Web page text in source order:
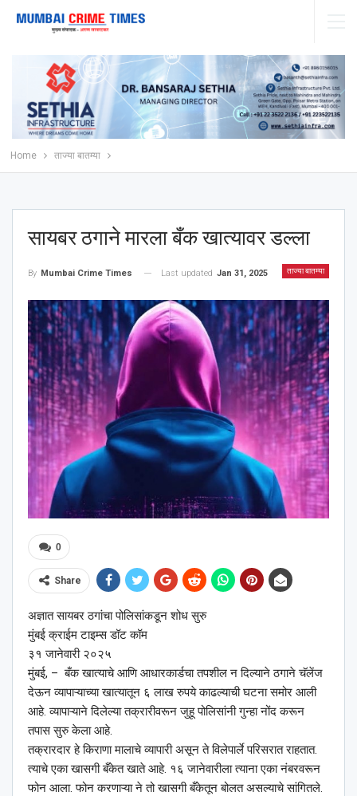
Home ताज्या बातम्या
सायबर ठगाने मारला बँक खात्यावर डल्ला
ताज्या बातम्या
By Mumbai Crime Times Last updated Jan 31, 2025
0
Share
अज्ञात सायबर ठगांचा पोलिसांकडून शोध सुरु
मुंबई क्राईम टाइम्स डॉट कॉम
३१ जानेवारी २०२५
मुंबई, – बँक खात्याचे आणि आधारकार्डचा तपशील न दिल्याने ठगाने चॅलेंज
देऊन व्यापाऱ्याच्या खात्यातून ६ लाख रुपये काढल्याची घटना समोर आली
आहे. व्यापाऱ्याने दिलेल्या तक्रारीवरून जुहू पोलिसांनी गुन्हा नोंद करून
तपास सुरु केला आहे.
तक्रारदार हे किराणा मालाचे व्यापारी असून ते विलेपार्ले परिसरात राहतात.
त्याचे एका खासगी बँकेत खाते आहे. १६ जानेवारीला त्याना एका नंबरवरून
फोन आला. फोन करणाऱ्या ने तो खासगी बँकेतून बोलत असल्याचे सांगितले.